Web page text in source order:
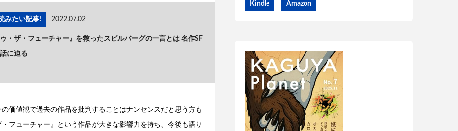
みたい記事! 2022.07.02
ゥ・ザ・フューチャー』を救ったスピルバーグの一言とは 名作SF
に迫る
の価値観で過去の作品を批判することはナンセンスだと思う方も
フューチャー』という作品が大きな影響力を持ち、今後も語り
Kindle Amazon